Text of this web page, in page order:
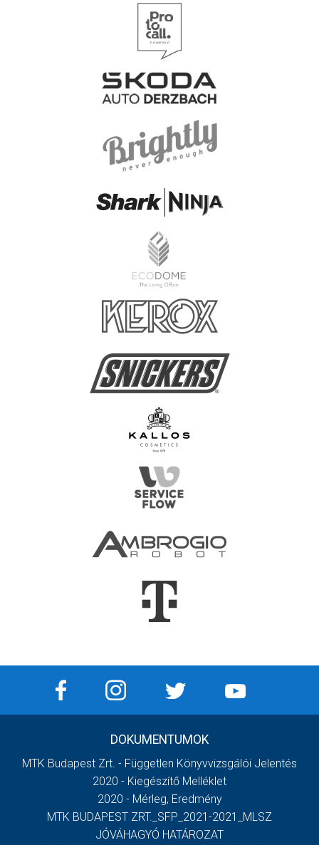
DOKUMENTUMOK
MTK Budapest Zrt. - Független Könyvvizsgálói Jelentés
2020 - Kiegészítő Melléklet
2020 - Mérleg, Eredmény
MTK BUDAPEST ZRT._SFP_2021-2021_MLSZ
JÓVÁHAGYÓ HATÁROZAT